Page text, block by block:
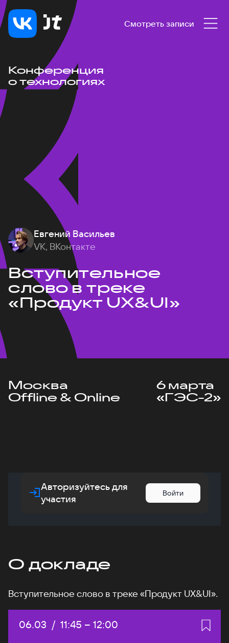
Смотреть записи
Конференция
о технологиях
Евгений Васильев
VK, ВКонтакте
Вступительное
слово в треке
«Продукт UX&UI»
Москва
Offline & Online
6 марта
«ГЭС-2»
Авторизуйтесь для
участия
Войти
О докладе
Вступительное слово в треке «Продукт UX&UI».
Дата:
06.03 / Начало:
11:45 – Конец:
12:00